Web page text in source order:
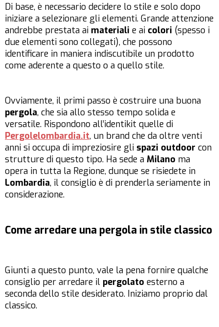
Di base, è necessario decidere lo stile e solo dopo
iniziare a selezionare gli elementi. Grande attenzione
andrebbe prestata ai materiali e ai colori (spesso i
due elementi sono collegati), che possono
identificare in maniera indiscutibile un prodotto
come aderente a questo o a quello stile.
Ovviamente, il primi passo è costruire una buona
pergola, che sia allo stesso tempo solida e
versatile. Rispondono all’identikit quelle di
Pergolelombardia.it, un brand che da oltre venti
anni si occupa di impreziosire gli spazi outdoor con
strutture di questo tipo. Ha sede a Milano ma
opera in tutta la Regione, dunque se risiedete in
Lombardia, il consiglio è di prenderla seriamente in
considerazione.
Come arredare una pergola in stile classico
Giunti a questo punto, vale la pena fornire qualche
consiglio per arredare il pergolato esterno a
seconda dello stile desiderato. Iniziamo proprio dal
classico.